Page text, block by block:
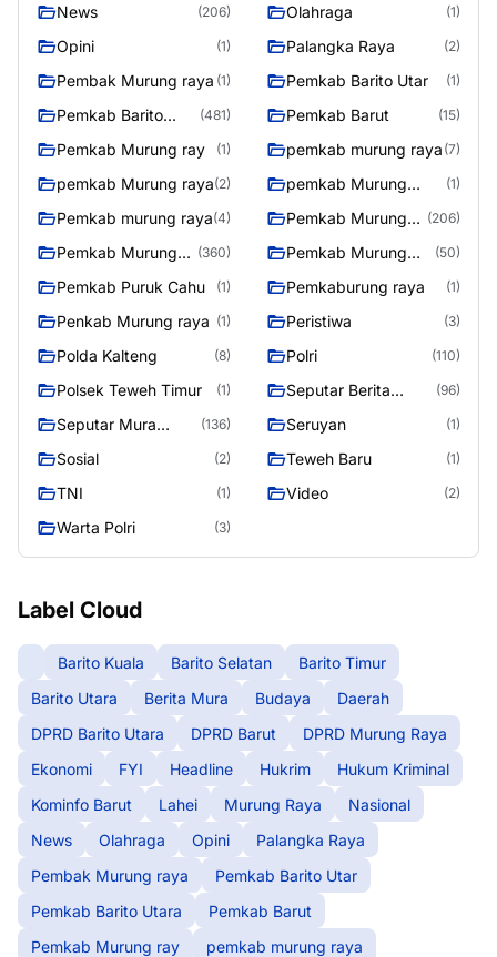
News (206) Olahraga (1)
Opini (1) Palangka Raya (2)
Pembak Murung raya (1) Pemkab Barito Utar (1)
Pemkab Barito
(481) Pemkab Barut (15)
Pemkab Murung ray (1) pemkab murung raya (7)
pemkab Murung raya(2)
pemkab Murung
(1)
Pemkab murung raya(4)
Pemkab Murung
(206)
Pemkab Murung
(360)
Pemkab Murung
(50)
Pemkab Puruk Cahu (1) Pemkaburung raya (1)
Penkab Murung raya (1) Peristiwa (3)
Polda Kalteng (8) Polri (110)
Polsek Teweh Timur (1)
Seputar Berita
(96)
Seputar Mura
(136) Seruyan (1)
Sosial (2) Teweh Baru (1)
TNI (1) Video (2)
Warta Polri (3)
Label Cloud
Barito Kuala Barito Selatan
Barito Timur
Barito Utara
Berita Mura Budaya
Daerah
DPRD Barito Utara
DPRD Barut
DPRD Murung Raya
Ekonomi
FYI Headline Hukrim
Hukum Kriminal
Kominfo Barut
Lahei Murung Raya
Nasional
News
Olahraga Opini
Palangka Raya
Pembak Murung raya
Pemkab Barito Utar
Pemkab Barito Utara
Pemkab Barut
Pemkab Murung ray
pemkab murung raya